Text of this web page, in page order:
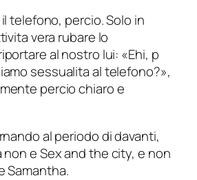
telefono, percio. Solo in
vera rubare lo
al nostro lui: «Ehi, p
sessualita al telefono?»,
percio chiaro e
al periodo di davanti,
non e Sex and the city, e non
Samantha.